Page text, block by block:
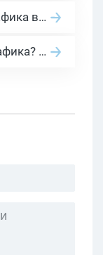
Нейросети для арбитража трафика в 2026: инструменты, кейсы и AI-медиабайеры
За что платят в арбитраже трафика? 30 моделей оплаты в бурж и СНГ партнерках